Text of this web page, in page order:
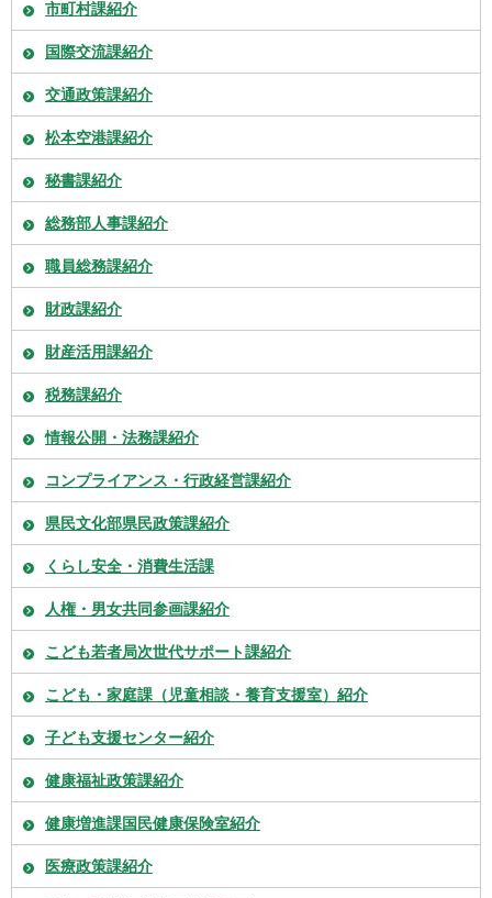
市町村課紹介
国際交流課紹介
交通政策課紹介
松本空港課紹介
秘書課紹介
総務部人事課紹介
職員総務課紹介
財政課紹介
財産活用課紹介
税務課紹介
情報公開・法務課紹介
コンプライアンス・行政経営課紹介
県民文化部県民政策課紹介
くらし安全・消費生活課
人権・男女共同参画課紹介
こども若者局次世代サポート課紹介
こども・家庭課（児童相談・養育支援室）紹介
子ども支援センター紹介
健康福祉政策課紹介
健康増進課国民健康保険室紹介
医療政策課紹介